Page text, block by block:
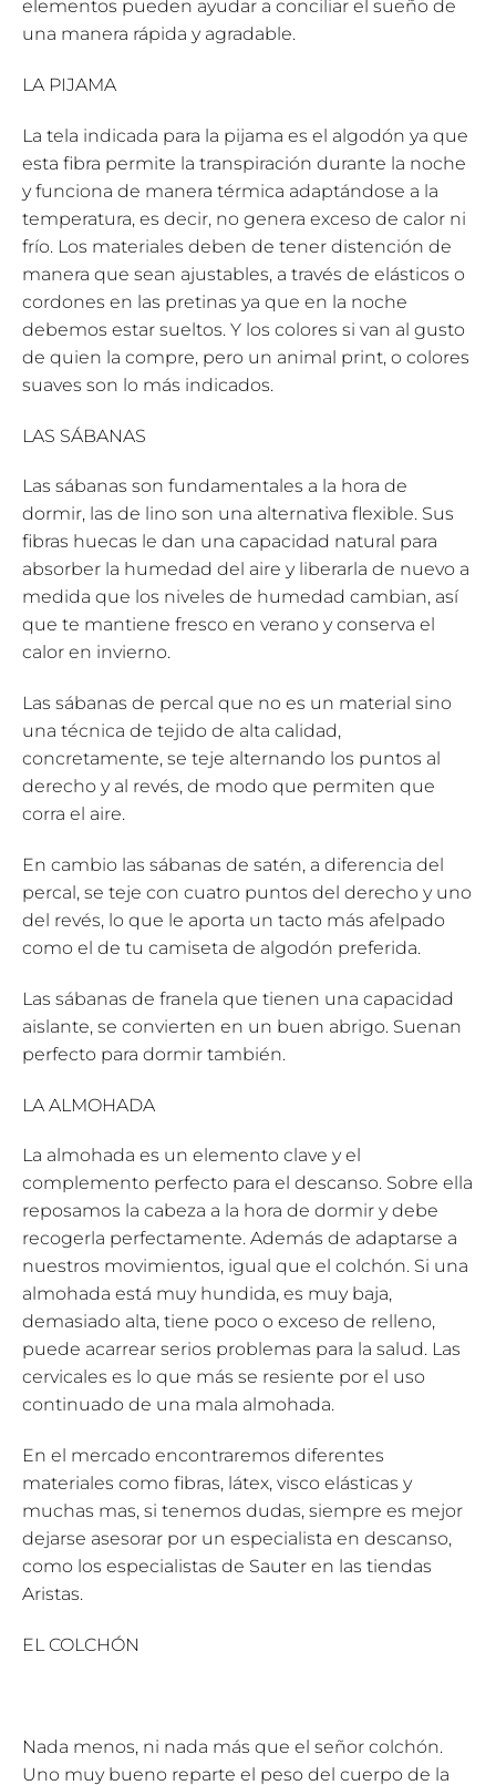
elementos pueden ayudar a conciliar el sueño de
una manera rápida y agradable.
LA PIJAMA
La tela indicada para la pijama es el algodón ya que
esta fibra permite la transpiración durante la noche
y funciona de manera térmica adaptándose a la
temperatura, es decir, no genera exceso de calor ni
frío. Los materiales deben de tener distención de
manera que sean ajustables, a través de elásticos o
cordones en las pretinas ya que en la noche
debemos estar sueltos. Y los colores si van al gusto
de quien la compre, pero un animal print, o colores
suaves son lo más indicados.
LAS SÁBANAS
Las sábanas son fundamentales a la hora de
dormir, las de lino son una alternativa flexible. Sus
fibras huecas le dan una capacidad natural para
absorber la humedad del aire y liberarla de nuevo a
medida que los niveles de humedad cambian, así
que te mantiene fresco en verano y conserva el
calor en invierno.
Las sábanas de percal que no es un material sino
una técnica de tejido de alta calidad,
concretamente, se teje alternando los puntos al
derecho y al revés, de modo que permiten que
corra el aire.
En cambio las sábanas de satén, a diferencia del
percal, se teje con cuatro puntos del derecho y uno
del revés, lo que le aporta un tacto más afelpado
como el de tu camiseta de algodón preferida.
Las sábanas de franela que tienen una capacidad
aislante, se convierten en un buen abrigo. Suenan
perfecto para dormir también.
LA ALMOHADA
La almohada es un elemento clave y el
complemento perfecto para el descanso. Sobre ella
reposamos la cabeza a la hora de dormir y debe
recogerla perfectamente. Además de adaptarse a
nuestros movimientos, igual que el colchón. Si una
almohada está muy hundida, es muy baja,
demasiado alta, tiene poco o exceso de relleno,
puede acarrear serios problemas para la salud. Las
cervicales es lo que más se resiente por el uso
continuado de una mala almohada.
En el mercado encontraremos diferentes
materiales como fibras, látex, visco elásticas y
muchas mas, si tenemos dudas, siempre es mejor
dejarse asesorar por un especialista en descanso,
como los especialistas de Sauter en las tiendas
Aristas.
EL COLCHÓN
Nada menos, ni nada más que el señor colchón.
Uno muy bueno reparte el peso del cuerpo de la